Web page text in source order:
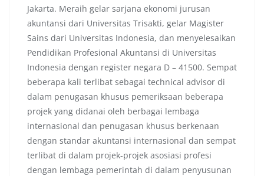
Jakarta. Meraih gelar sarjana ekonomi jurusan
akuntansi dari Universitas Trisakti, gelar Magister
Sains dari Universitas Indonesia, dan menyelesaikan
Pendidikan Profesional Akuntansi di Universitas
Indonesia dengan register negara D – 41500. Sempat
beberapa kali terlibat sebagai technical advisor di
dalam penugasan khusus pemeriksaan beberapa
projek yang didanai oleh berbagai lembaga
internasional dan penugasan khusus berkenaan
dengan standar akuntansi internasional dan sempat
terlibat di dalam projek-projek asosiasi profesi
dengan lembaga pemerintah di dalam penyusunan